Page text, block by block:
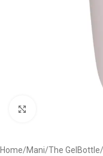
Home Mani The GelBottle